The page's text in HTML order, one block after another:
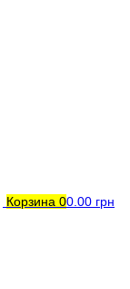
Корзина 00.00 грн